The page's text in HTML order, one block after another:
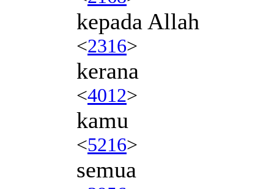
kepada Allah
<2316>
kerana
<4012>
kamu
<5216>
semua